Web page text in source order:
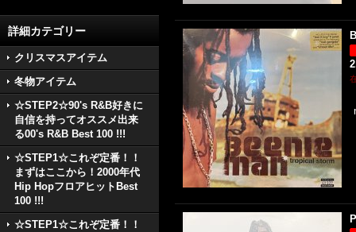
詳細カテゴリー
クリスマスアイテム
冬物アイテム
☆STEP2☆90's R&B好きに
自信を持ってオススメ出来
る00's R&B Best 100 !!!
☆STEP1☆これぞ定番！！
まずはここから！2000年代
Hip HopフロアヒットBest
100 !!!
☆STEP1☆これぞ定番！！